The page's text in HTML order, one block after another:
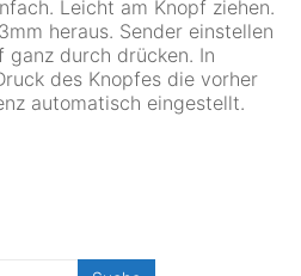
Leicht am Knopf ziehen.
heraus. Sender einstellen
ganz durch drücken. In
des Knopfes die vorher
automatisch eingestellt.